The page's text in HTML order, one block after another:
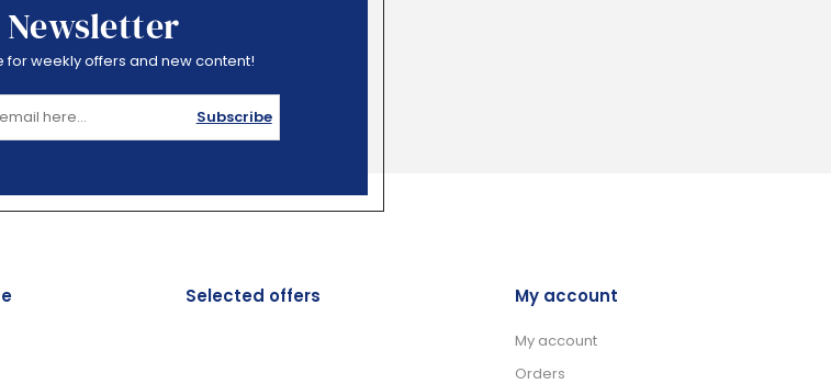
Newsletter
for weekly offers and new content!
Subscribe
Selected offers My account
My account
Orders